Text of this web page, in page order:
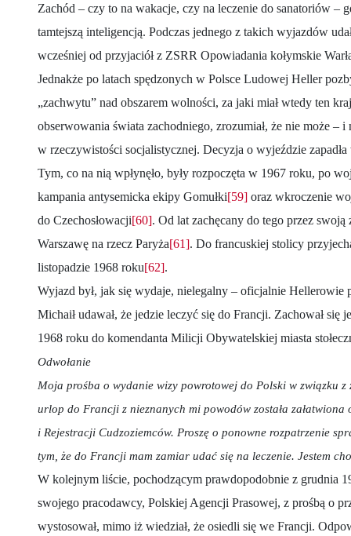
Zachód – czy to na wakacje, czy na leczenie do sanatoriów –
tamtejszą inteligencją. Podczas jednego z takich wyjazdów
wcześniej od przyjaciół z ZSRR Opowiadania kołymskie
Jednakże po latach spędzonych w Polsce Ludowej Heller
„zachwytu” nad obszarem wolności, za jaki miał wtedy ten
obserwowania świata zachodniego, zrozumiał, że nie może – i
w rzeczywistości socjalistycznej. Decyzja o wyjeździe
Tym, co na nią wpłynęło, były rozpoczęta w 1967 roku, po
kampania antysemicka ekipy Gomułki[59] oraz wkroczenie
do Czechosłowacji[60]. Od lat zachęcany do tego przez swoją
Warszawę na rzecz Paryża[61]. Do francuskiej stolicy
listopadzie 1968 roku[62].
Wyjazd był, jak się wydaje, nielegalny – oficjalnie Hellerowie
Michaił udawał, że jedzie leczyć się do Francji. Zachował się
1968 roku do komendanta Milicji Obywatelskiej miasta
Odwołanie
Moja prośba o wydanie wizy powrotowej do Polski w związku z
urlop do Francji z nieznanych mi powodów została załatwiona
i Rejestracji Cudzoziemców. Proszę o ponowne rozpatrzenie
tym, że do Francji mam zamiar udać się na leczenie. Jestem
W kolejnym liście, pochodzącym prawdopodobnie z grudnia
swojego pracodawcy, Polskiej Agencji Prasowej, z prośbą o
wystosował, mimo iż wiedział, że osiedli się we Francji.